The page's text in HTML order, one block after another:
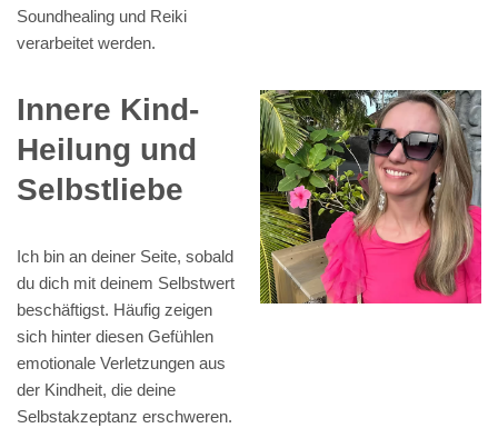
Soundhealing und Reiki
verarbeitet werden.
Innere Kind-
Heilung und
Selbstliebe
Ich bin an deiner Seite, sobald
du dich mit deinem Selbstwert
beschäftigst. Häufig zeigen
sich hinter diesen Gefühlen
emotionale Verletzungen aus
der Kindheit, die deine
Selbstakzeptanz erschweren.